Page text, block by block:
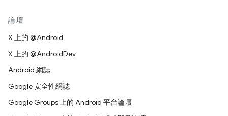
論壇
X 上的 @Android
X 上的 @AndroidDev
Android 網誌
Google 安全性網誌
Google Groups 上的 Android 平台論壇